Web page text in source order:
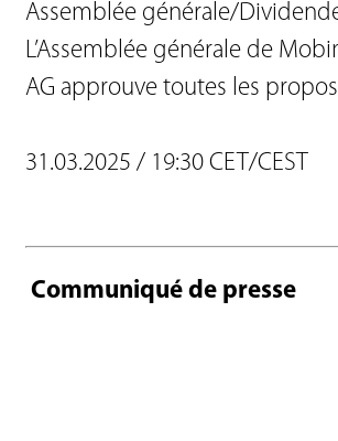
o
n
Assemblée générale/
L’Assemblée générale de
AG approuve toutes les
31.03.2025 / 19:30 CET/CEST
Communiqué de presse